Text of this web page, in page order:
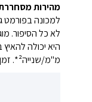
מהירות
לא כל הסיפור.
מ"מ/שנייה²*. זמן ההדפסה מעולם לא היה כה קצר.